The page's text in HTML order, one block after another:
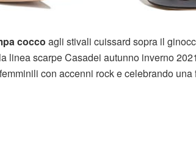
cocco agli stivali cuissard sopra il
linea scarpe Casadei autunno inverno
con accenni rock e celebrando